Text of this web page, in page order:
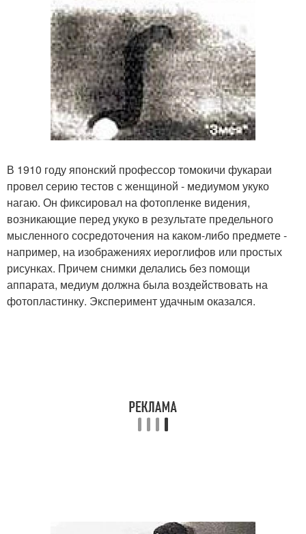
В 1910 году японский профессор томокичи фукараи
провел серию тестов с женщиной - медиумом укуко
нагаю. Он фиксировал на фотопленке видения,
возникающие перед укуко в результате предельного
мысленного сосредоточения на каком-либо предмете -
например, на изображениях иероглифов или простых
рисунках. Причем снимки делались без помощи
аппарата, медиум должна была воздействовать на
фотопластинку. Эксперимент удачным оказался.